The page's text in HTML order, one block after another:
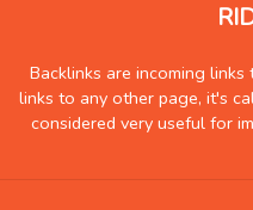
Backlinks are incoming
links to any other page, it's
considered very useful for